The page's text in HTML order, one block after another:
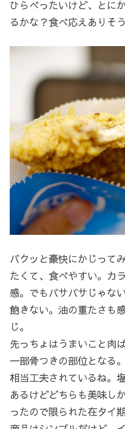
ひらべったいけど、とに
るかな？食べ応えありそう
バクッと豪快にかじって
たくて、食べやすい。カ
感。でもパサパサじゃな
飽きない。油の重たさも
じ。
先っちょはうまいこと肉
一部骨つきの部位となる
相当工夫されているね。
あるけどどちらも美味し
ったので限られた在タイ